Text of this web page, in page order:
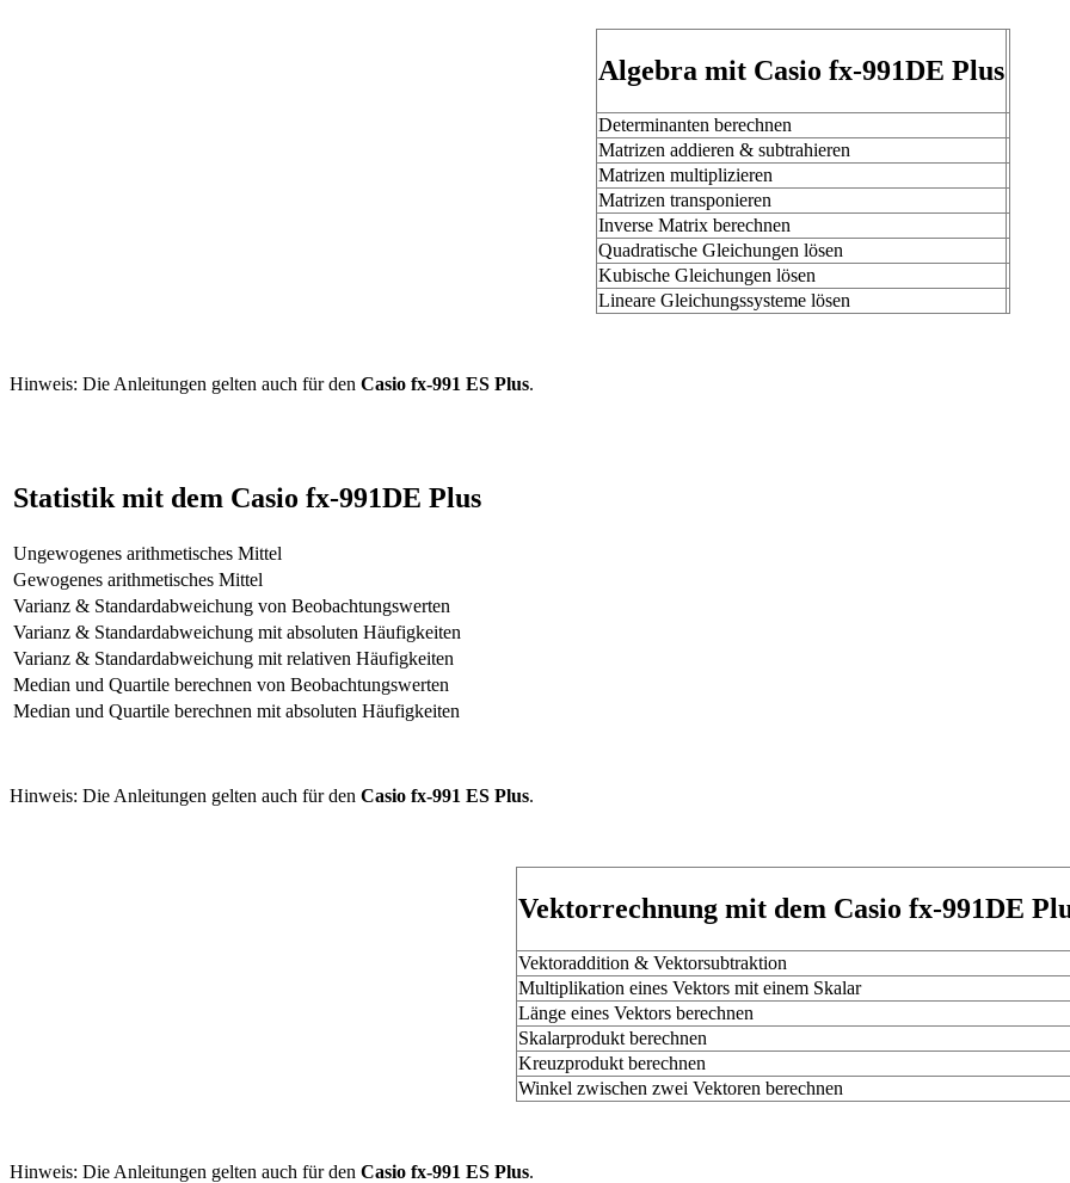
Algebra mit Casio fx-991DE Plus
Determinanten berechnen
Matrizen addieren & subtrahieren
Matrizen multiplizieren
Matrizen transponieren
Inverse Matrix berechnen
Quadratische Gleichungen lösen
Kubische Gleichungen lösen
Lineare Gleichungssysteme lösen
Hinweis: Die Anleitungen gelten auch für den Casio fx-991 ES Plus.
Statistik mit dem Casio fx-991DE Plus
Ungewogenes arithmetisches Mittel
Gewogenes arithmetisches Mittel
Varianz & Standardabweichung von Beobachtungswerten
Varianz & Standardabweichung mit absoluten Häufigkeiten
Varianz & Standardabweichung mit relativen Häufigkeiten
Median und Quartile berechnen von Beobachtungswerten
Median und Quartile berechnen mit absoluten Häufigkeiten
Hinweis: Die Anleitungen gelten auch für den Casio fx-991 ES Plus.
Vektorrechnung mit dem Casio fx-991DE
Vektoraddition & Vektorsubtraktion
Multiplikation eines Vektors mit einem Skalar
Länge eines Vektors berechnen
Skalarprodukt berechnen
Kreuzprodukt berechnen
Winkel zwischen zwei Vektoren berechnen
Hinweis: Die Anleitungen gelten auch für den Casio fx-991 ES Plus.